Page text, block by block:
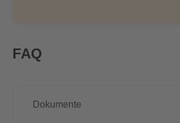
FAQ
Dokumente